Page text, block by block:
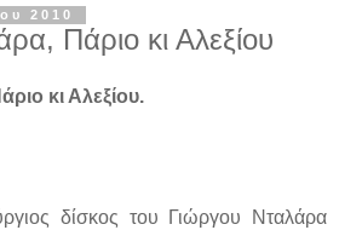
2010
Πάριο κι Αλεξίου
κι Αλεξίου.
δίσκος του Γιώργου Νταλάρα